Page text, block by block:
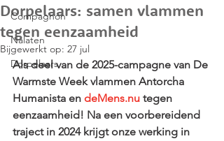
Compagnon
Nalaten
Dorpelaars
Dorpelaars: samen vlammen
tegen eenzaamheid
Bijgewerkt op: 27 jul
Als deel van de 2025-campagne van De
Warmste Week vlammen Antorcha
Humanista en deMens.nu tegen
eenzaamheid! Na een voorbereidend
traject in 2024 krijgt onze werking in